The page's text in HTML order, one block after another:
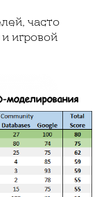
часто
игровой